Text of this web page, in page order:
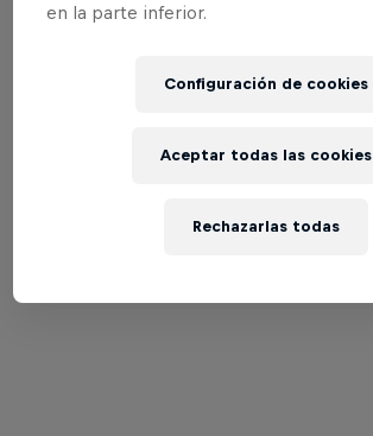
en la parte inferior.
Configuración de cookies
Rechazarlas todas
Aceptar todas las cookies